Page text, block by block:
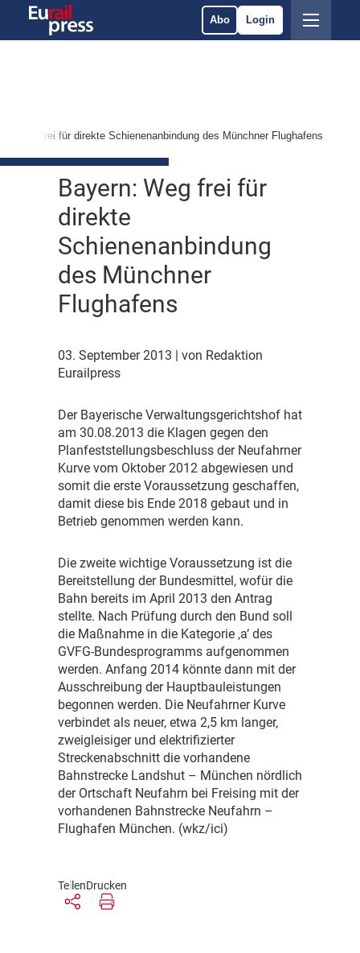
Abo Login
Weg frei für direkte Schienenanbindung des Münchner Flughafens
Bayern: Weg frei für
direkte
Schienenanbindung
des Münchner
Flughafens
03. September 2013
| von Redaktion
Eurailpress
Der Bayerische Verwaltungsgerichtshof hat
am 30.08.2013 die Klagen gegen den
Planfeststellungsbeschluss der Neufahrner
Kurve vom Oktober 2012 abgewiesen und
somit die erste Voraussetzung geschaffen,
damit diese bis Ende 2018 gebaut und in
Betrieb genommen werden kann.
Die zweite wichtige Voraussetzung ist die
Bereitstellung der Bundesmittel, wofür die
Bahn bereits im April 2013 den Antrag
stellte. Nach Prüfung durch den Bund soll
die Maßnahme in die Kategorie ‚a‘ des
GVFG-Bundesprogramms aufgenommen
werden. Anfang 2014 könnte dann mit der
Ausschreibung der Hauptbauleistungen
begonnen werden. Die Neufahrner Kurve
verbindet als neuer, etwa 2,5 km langer,
zweigleisiger und elektrifizierter
Streckenabschnitt die vorhandene
Bahnstrecke Landshut – München nördlich
der Ortschaft Neufahrn bei Freising mit der
vorhandenen Bahnstrecke Neufahrn –
Flughafen München. (wkz/ici)
TeilenDrucken